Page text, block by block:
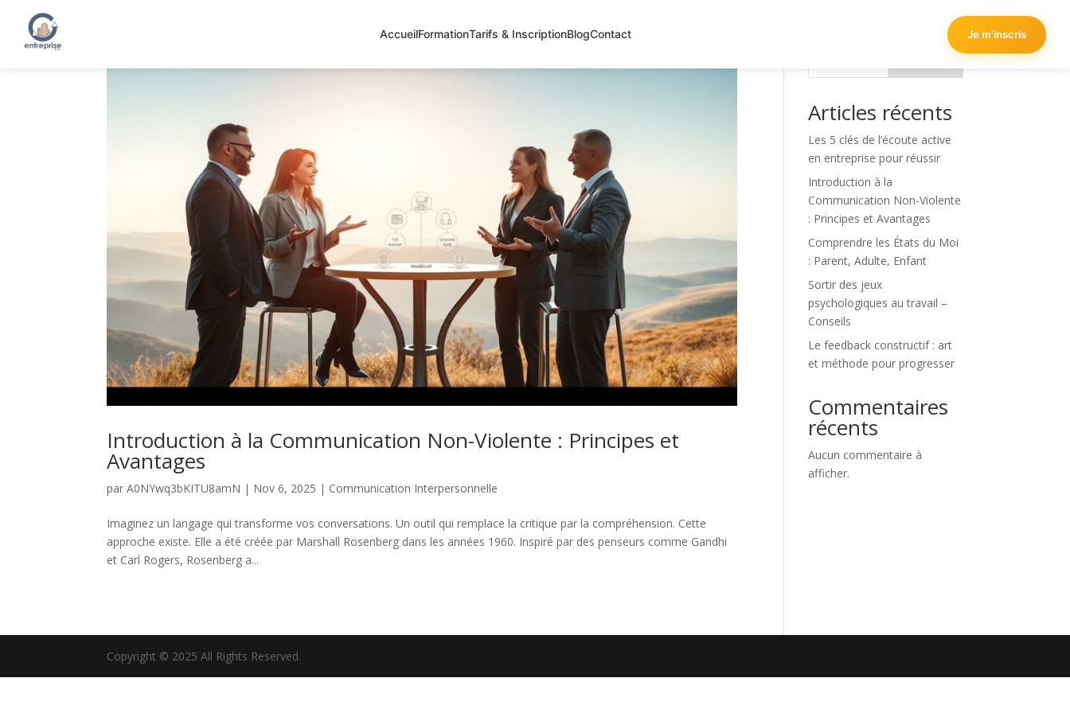
AccueilFormationTarifs & InscriptionBlogContact Je m'inscris
Introduction à la Communication Non-Violente : Principes et
Avantages
parA0NYwq3bKITU8amN | Nov 6, 2025 | Communication Interpersonnelle
Imaginez un langage qui transforme vos conversations. Un outil qui remplace la critique par la compréhension. Cette
approche existe. Elle a été créée par Marshall Rosenberg dans les années 1960. Inspiré par des penseurs comme Gandhi
et Carl Rogers, Rosenberg a...
Articles récents
Les 5 clés de l’écoute active
en entreprise pour réussir
Introduction à la
Communication Non-Violente
: Principes et Avantages
Comprendre les États du Moi
: Parent, Adulte, Enfant
Sortir des jeux
psychologiques au travail –
Conseils
Le feedback constructif : art
et méthode pour progresser
Commentaires
récents
Aucun commentaire à
afficher.
Copyright © 2025 All Rights Reserved.